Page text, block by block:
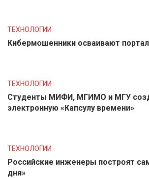
ТЕХНОЛОГИИ
Кибермошенники осваивают портал
ТЕХНОЛОГИИ
Студенты МИФИ, МГИМО и МГУ
электронную «Капсулу времени»
ТЕХНОЛОГИИ
Российские инженеры построят
дня»